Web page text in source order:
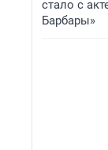
стало с
Барбары»